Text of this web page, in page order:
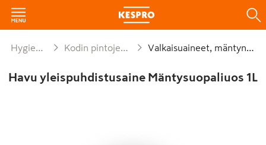
Hygienia ja siivous Kodin pintojen puhdistusaineet Valkaisuaineet, mäntynesteet
Havu yleispuhdistusaine Mäntysuopaliuos 1L